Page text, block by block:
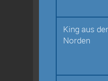
King aus
Norden